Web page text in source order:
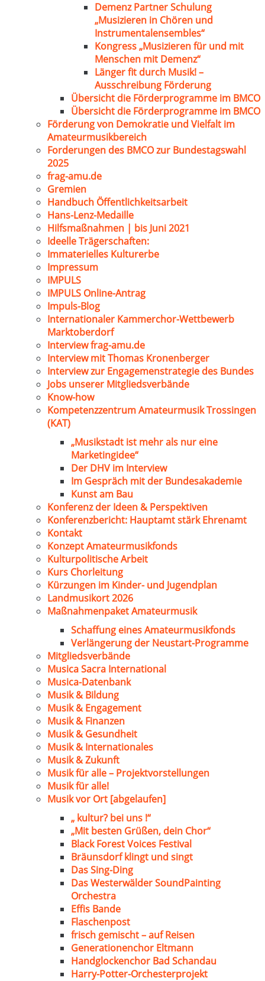
Demenz Partner Schulung
„Musizieren in Chören und
Instrumentalensembles“
Kongress „Musizieren für und mit
Menschen mit Demenz“
Länger fit durch Musik! –
Ausschreibung Förderung
Übersicht die Förderprogramme im BMCO
Übersicht die Förderprogramme im BMCO
Förderung von Demokratie und Vielfalt im
Amateurmusikbereich
Forderungen des BMCO zur Bundestagswahl
2025
frag-amu.de
Gremien
Handbuch Öffentlichkeitsarbeit
Hans-Lenz-Medaille
Hilfsmaßnahmen | bis Juni 2021
Ideelle Trägerschaften:
Immaterielles Kulturerbe
Impressum
IMPULS
IMPULS Online-Antrag
Impuls-Blog
Internationaler Kammerchor-Wettbewerb
Marktoberdorf
Interview frag-amu.de
Interview mit Thomas Kronenberger
Interview zur Engagemenstrategie des Bundes
Jobs unserer Mitgliedsverbände
Know-how
Kompetenzzentrum Amateurmusik Trossingen
(KAT)
„Musikstadt ist mehr als nur eine
Marketingidee“
Der DHV im Interview
Im Gespräch mit der Bundesakademie
Kunst am Bau
Konferenz der Ideen & Perspektiven
Konferenzbericht: Hauptamt stärk Ehrenamt
Kontakt
Konzept Amateurmusikfonds
Kulturpolitische Arbeit
Kurs Chorleitung
Kürzungen im Kinder- und Jugendplan
Landmusikort 2026
Maßnahmenpaket Amateurmusik
Schaffung eines Amateurmusikfonds
Verlängerung der Neustart-Programme
Mitgliedsverbände
Musica Sacra International
Musica-Datenbank
Musik & Bildung
Musik & Engagement
Musik & Finanzen
Musik & Gesundheit
Musik & Internationales
Musik & Zukunft
Musik für alle – Projektvorstellungen
Musik für alle!
Musik vor Ort [abgelaufen]
„ kultur? bei uns !“
„Mit besten Grüßen, dein Chor“
Black Forest Voices Festival
Bräunsdorf klingt und singt
Das Sing-Ding
Das Westerwälder SoundPainting
Orchestra
Effis Bande
Flaschenpost
frisch gemischt – auf Reisen
Generationenchor Eltmann
Handglockenchor Bad Schandau
Harry-Potter-Orchesterprojekt